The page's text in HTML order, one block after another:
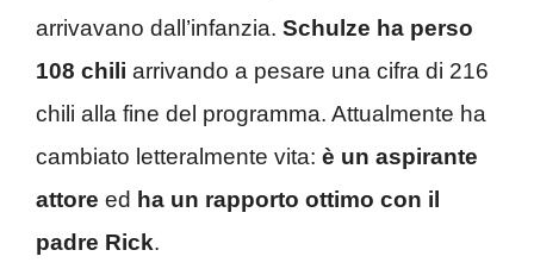
arrivavano dall’infanzia. Schulze ha perso
108 chili arrivando a pesare una cifra di 216
chili alla fine del programma. Attualmente ha
cambiato letteralmente vita: è un aspirante
attore ed ha un rapporto ottimo con il
padre Rick.